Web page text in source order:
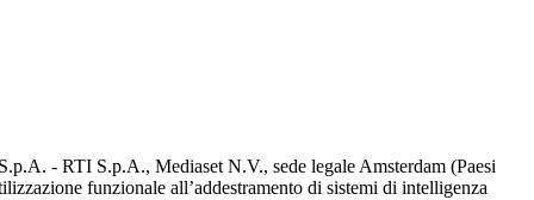
- RTI S.p.A., Mediaset N.V., sede legale Amsterdam (Paesi
funzionale all’addestramento di sistemi di intelligenza